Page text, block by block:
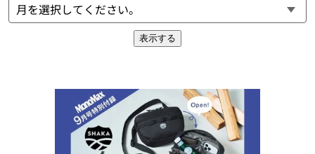
表示する